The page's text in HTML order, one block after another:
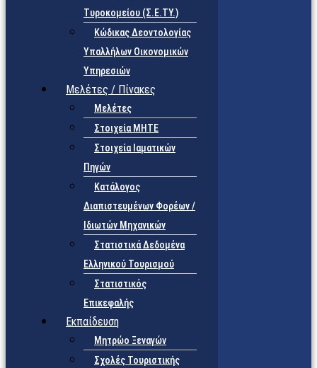
Τυροκομείου (Σ.Ε.TY.)
Κώδικας Δεοντολογίας
Υπαλλήλων Οικονομικών
Υπηρεσιών
Μελέτες / Πίνακες
Μελέτες
Στοιχεία ΜΗΤΕ
Στοιχεία Ιαματικών
Πηγών
Κατάλογος
Διαπιστευμένων Φορέων /
Ιδιωτών Μηχανικών
Στατιστικά Δεδομένα
Ελληνικού Τουρισμού
Στατιστικός
Επικεφαλής
Εκπαίδευση
Μητρώο Ξεναγών
Σχολές Τουριστικής